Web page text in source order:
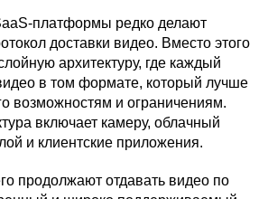
платформы редко делают
доставки видео. Вместо этого
архитектуру, где каждый
в том формате, который лучше
возможностям и ограничениям.
включает камеру, облачный
и клиентские приложения.
продолжают отдавать видео по